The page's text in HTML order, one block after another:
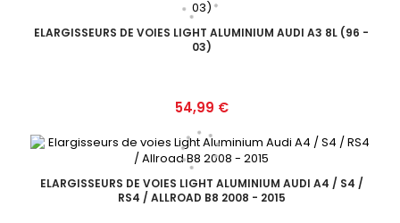
ELARGISSEURS DE VOIES LIGHT ALUMINIUM AUDI A3 8L (96 -
03)
Prix
54,99 €
ELARGISSEURS DE VOIES LIGHT ALUMINIUM AUDI A4 / S4 /
RS4 / ALLROAD B8 2008 - 2015